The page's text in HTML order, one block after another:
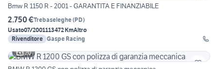
Bmw R 1150 R - 2001 - GARANTITA E FINANZIABILE
2.750 €Trebaseleghe(PD)
Usato07/2001113472 KmAltro
Rivenditore Gaspe Racing
20